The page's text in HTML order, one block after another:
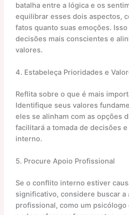
batalha entre a lógica e os
equilibrar esses dois aspectos,
fatos quanto suas emoções.
decisões mais conscientes e
valores.​
4. Estabeleça Prioridades e
Reflita sobre o que é mais
Identifique seus valores
eles se alinham com as opções
facilitará a tomada de decisões
interno.​
5. Procure Apoio Profissional
Se o conflito interno estiver
significativo, considere buscar a
profissional, como um psicólogo